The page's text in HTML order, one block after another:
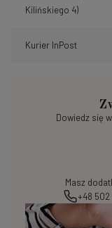
Kilińskiego 4)
Kurier InPost
Dowiedz się
Masz
+48 502